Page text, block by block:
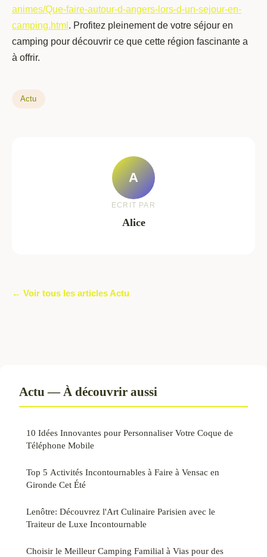
animes/Que-faire-autour-d-angers-lors-d-un-sejour-en-
camping.html . Profitez pleinement de votre séjour en
camping pour découvrir ce que cette région fascinante a
à offrir.
Actu
A
ECRIT PAR
Alice
← Voir tous les articles Actu
Actu — À découvrir aussi
10 Idées Innovantes pour Personnaliser Votre Coque de
Téléphone Mobile
Top 5 Activités Incontournables à Faire à Vensac en
Gironde Cet Été
Lenôtre: Découvrez l'Art Culinaire Parisien avec le
Traiteur de Luxe Incontournable
Choisir le Meilleur Camping Familial à Vias pour des